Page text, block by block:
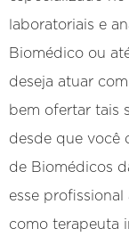
laboratoriais e
Biomédico ou
deseja atuar
bem ofertar tais
desde que você
de Biomédicos
esse
como terapeuta